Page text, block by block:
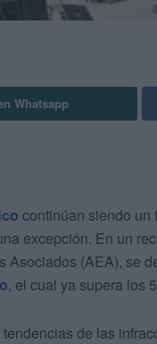
Whatsapp
continúan siendo un
excepción. En un
Asociados (AEA), se
, el cual ya supera los
de las